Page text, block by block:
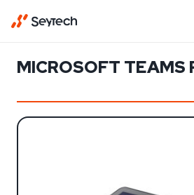
MICROSOFT TEAMS